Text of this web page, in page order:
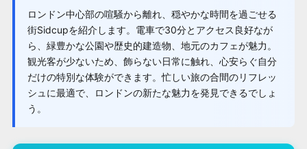
ロンドン中心部の喧騒から離れ、穏やかな時間を過ごせる
街Sidcupを紹介します。電車で30分とアクセス良好なが
ら、緑豊かな公園や歴史的建造物、地元のカフェが魅力。
観光客が少ないため、飾らない日常に触れ、心安らぐ自分
だけの特別な体験ができます。忙しい旅の合間のリフレッ
シュに最適で、ロンドンの新たな魅力を発見できるでしょ
う。